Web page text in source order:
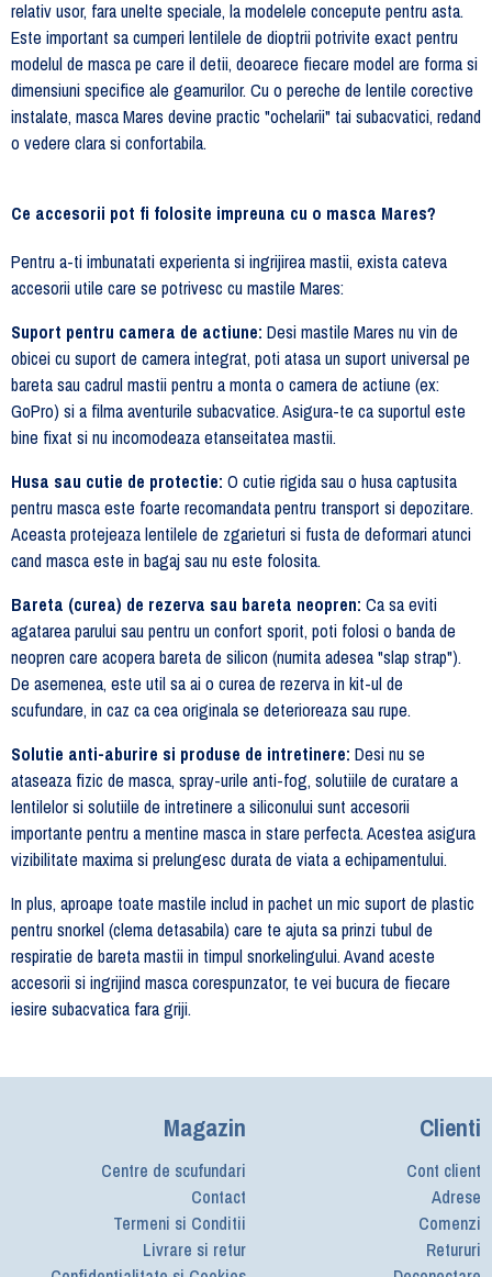
relativ usor, fara unelte speciale, la modelele concepute pentru asta.
Este important sa cumperi lentilele de dioptrii potrivite exact pentru
modelul de masca pe care il detii, deoarece fiecare model are forma si
dimensiuni specifice ale geamurilor. Cu o pereche de lentile corective
instalate, masca Mares devine practic "ochelarii" tai subacvatici, redand
o vedere clara si confortabila.
Ce accesorii pot fi folosite impreuna cu o masca Mares?
Pentru a-ti imbunatati experienta si ingrijirea mastii, exista cateva
accesorii utile care se potrivesc cu mastile Mares:
Suport pentru camera de actiune: Desi mastile Mares nu vin de
obicei cu suport de camera integrat, poti atasa un suport universal pe
bareta sau cadrul mastii pentru a monta o camera de actiune (ex:
GoPro) si a filma aventurile subacvatice. Asigura-te ca suportul este
bine fixat si nu incomodeaza etanseitatea mastii.
Husa sau cutie de protectie: O cutie rigida sau o husa captusita
pentru masca este foarte recomandata pentru transport si depozitare.
Aceasta protejeaza lentilele de zgarieturi si fusta de deformari atunci
cand masca este in bagaj sau nu este folosita.
Bareta (curea) de rezerva sau bareta neopren: Ca sa eviti
agatarea parului sau pentru un confort sporit, poti folosi o banda de
neopren care acopera bareta de silicon (numita adesea "slap strap").
De asemenea, este util sa ai o curea de rezerva in kit-ul de
scufundare, in caz ca cea originala se deterioreaza sau rupe.
Solutie anti-aburire si produse de intretinere: Desi nu se
ataseaza fizic de masca, spray-urile anti-fog, solutiile de curatare a
lentilelor si solutiile de intretinere a siliconului sunt accesorii
importante pentru a mentine masca in stare perfecta. Acestea asigura
vizibilitate maxima si prelungesc durata de viata a echipamentului.
In plus, aproape toate mastile includ in pachet un mic suport de plastic
pentru snorkel (clema detasabila) care te ajuta sa prinzi tubul de
respiratie de bareta mastii in timpul snorkelingului. Avand aceste
accesorii si ingrijind masca corespunzator, te vei bucura de fiecare
iesire subacvatica fara griji.
Magazin
Centre de scufundari
Contact
Termeni si Conditii
Livrare si retur
Clienti
Cont client
Adrese
Comenzi
Retururi